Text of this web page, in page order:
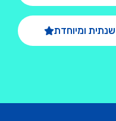
ומיוחדת